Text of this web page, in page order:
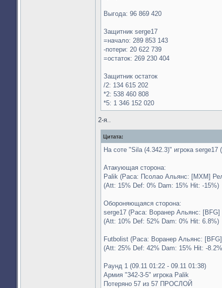
Выгода: 96 869 420
Защитник serge17
=начало: 289 853 143
-потери: 20 622 739
=остаток: 269 230 404
Защитник остаток
/2: 134 615 202
*2: 538 460 808
*5: 1 346 152 020
2-я..
Цитата:
На соте "Sila (4.342.3)" игрока
Атакующая сторона:
Palik (Раса: Псолао Альянс: [MXM]
(Att: 15% Def: 0% Dam: 15% Hit: -15%)
Обороняющаяся сторона:
serge17 (Раса: Воранер Альянс: [BFG]
(Att: 10% Def: 52% Dam: 0% Hit: 6.8%)
Futbolist (Раса: Воранер Альянс:
(Att: 25% Def: 42% Dam: 15% Hit: -
Раунд 1 (09.11 01:22 - 09.11 01:38)
Армия "342-3-5" игрока Palik
Потеряно 57 из 57 ПРОСЛОЙ